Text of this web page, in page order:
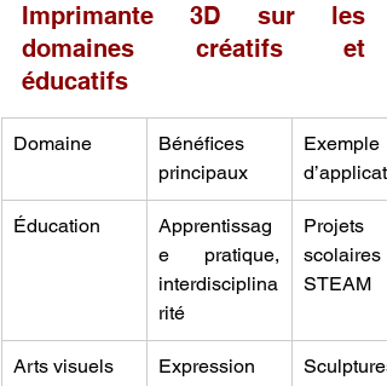
Imprimante 3D sur les
domaines créatifs et
éducatifs
Domaine
Bénéfices
principaux
Exemple
Éducation
Apprentissag
e pratique,
interdisciplina
rité
Projets
STEAM
Arts visuels
Expression